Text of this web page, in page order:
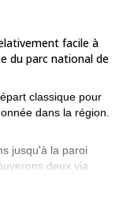
facile à
du parc national de
classique pour
dans la région.
jusqu'à la paroi
deux via